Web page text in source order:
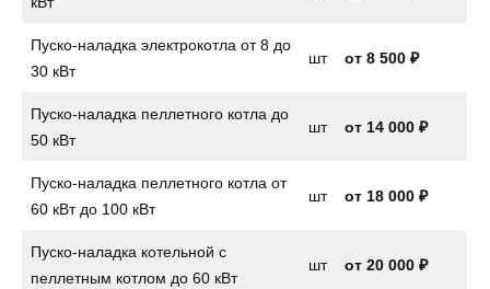
Пуско-наладка электрокотла от 8 до
30 кВт
шт от 8 500 ₽
Пуско-наладка пеллетного котла до
50 кВт
шт от 14 000 ₽
Пуско-наладка пеллетного котла от
60 кВт до 100 кВт
шт от 18 000 ₽
Пуско-наладка котельной с
пеллетным котлом до 60 кВт
шт от 20 000 ₽